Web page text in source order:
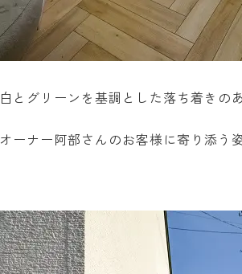
白とグリーンを基調とした落ち着きの
オーナー阿部さんのお客様に寄り添う